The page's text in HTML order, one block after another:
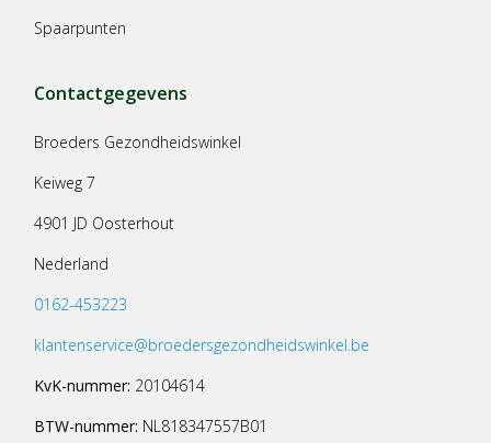
Spaarpunten
Contactgegevens
Broeders Gezondheidswinkel
Keiweg 7
4901 JD Oosterhout
Nederland
0162-453223
klantenservice@broedersgezondheidswinkel.be
KvK-nummer: 20104614
BTW-nummer: NL818347557B01